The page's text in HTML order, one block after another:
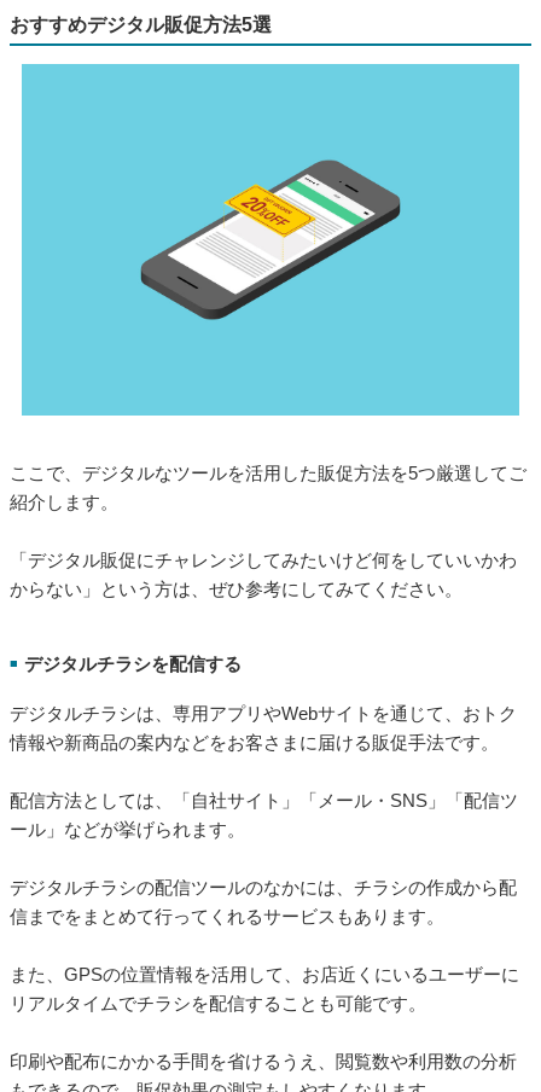
おすすめデジタル販促方法5選
ここで、デジタルなツールを活用した販促方法を5つ厳選してご
紹介します。
「デジタル販促にチャレンジしてみたいけど何をしていいかわ
からない」という方は、ぜひ参考にしてみてください。
■ デジタルチラシを配信する
デジタルチラシは、専用アプリやWebサイトを通じて、おトク
情報や新商品の案内などをお客さまに届ける販促手法です。
配信方法としては、「自社サイト」「メール・SNS」「配信ツ
ール」などが挙げられます。
デジタルチラシの配信ツールのなかには、チラシの作成から配
信までをまとめて行ってくれるサービスもあります。
また、GPSの位置情報を活用して、お店近くにいるユーザーに
リアルタイムでチラシを配信することも可能です。
印刷や配布にかかる手間を省けるうえ、閲覧数や利用数の分析